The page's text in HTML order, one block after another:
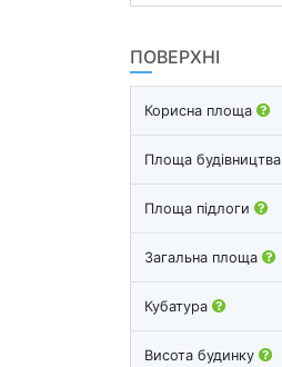
ПОВЕРХНІ
Корисна площа
Площа будівництва
Площа підлоги
Загальна площа
Кубатура
Висота будинку